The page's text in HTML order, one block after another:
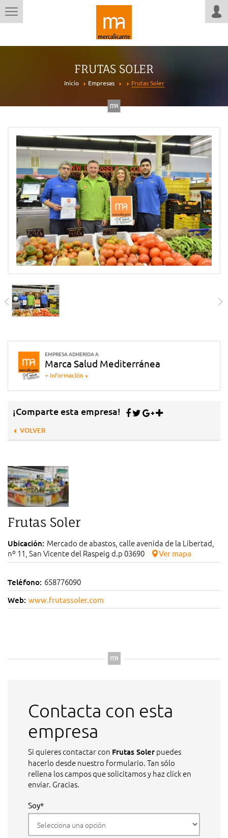
FRUTAS SOLER
Inicio Empresas Frutas Soler
EMPRESA ADHERIDA A
Marca Salud Mediterránea
+ Información
¡Comparte esta empresa!
VOLVER
Frutas Soler
Ubicación: Mercado de abastos, calle avenida de la Libertad,
nº 11, San Vicente del Raspeig d.p 03690
Ver mapa
Teléfono: 658776090
Web: www.frutassoler.com
Contacta con esta
empresa
Si quieres contactar con Frutas Soler puedes
hacerlo desde nuestro formulario. Tan sólo
rellena los campos que solicitamos y haz click en
enviar. Gracias.
Soy*